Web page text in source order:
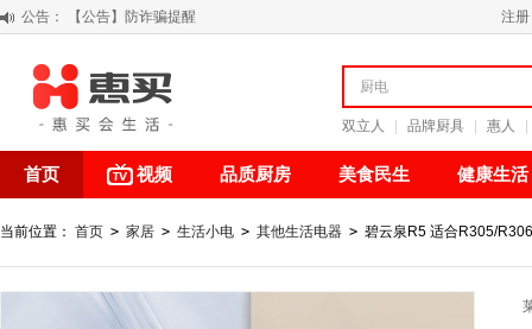
公告：
【积分调整公告】
关于假冒我公司“惠买小程序“的声明
【公告】防诈骗提醒
注册
双立人 品牌厨具 惠人
首页 视频 品质厨房 美食民生 健康生活
当前位置： 首页 > 家居 > 生活小电 > 其他生活电器 > 碧云泉R5 适合R305/